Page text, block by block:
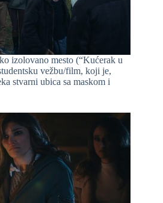
izolovano mesto (“Kućerak u
vežbu/film, koji je,
stvarni ubica sa maskom i